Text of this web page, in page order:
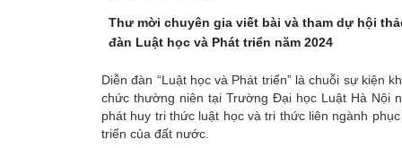
Thư mời chuyên gia viết bài và tham dự hội
đàn Luật học và Phát triển năm 2024
Diễn đàn “Luật học và Phát triển” là chuỗi sự kiện
chức thường niên tại Trường Đại học Luật Hà Nội
phát huy tri thức luật học và tri thức liên ngành
triển của đất nước.